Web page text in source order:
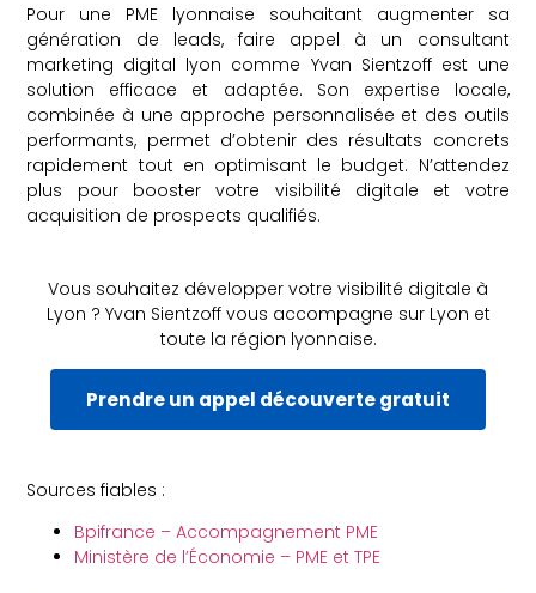
Pour une PME lyonnaise souhaitant augmenter sa
génération de leads, faire appel à un consultant
marketing digital lyon comme Yvan Sientzoff est une
solution efficace et adaptée. Son expertise locale,
combinée à une approche personnalisée et des outils
performants, permet d’obtenir des résultats concrets
rapidement tout en optimisant le budget. N’attendez
plus pour booster votre visibilité digitale et votre
acquisition de prospects qualifiés.
Vous souhaitez développer votre visibilité digitale à
Lyon ? Yvan Sientzoff vous accompagne sur Lyon et
toute la région lyonnaise.
Prendre un appel découverte gratuit
Sources fiables :
Bpifrance – Accompagnement PME
Ministère de l’Économie – PME et TPE